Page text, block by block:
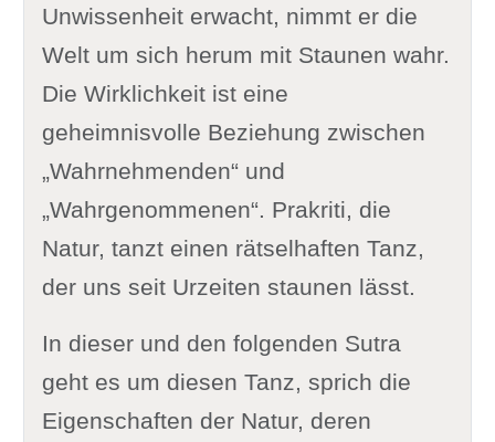
Unwissenheit erwacht, nimmt er die
Welt um sich herum mit Staunen wahr.
Die Wirklichkeit ist eine
geheimnisvolle Beziehung zwischen
„Wahrnehmenden“ und
„Wahrgenommenen“. Prakriti, die
Natur, tanzt einen rätselhaften Tanz,
der uns seit Urzeiten staunen lässt.
In dieser und den folgenden Sutra
geht es um diesen Tanz, sprich die
Eigenschaften der Natur, deren